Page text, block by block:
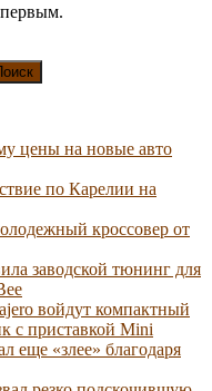
цены на новые авто
по Карелии на
кроссовер от
заводской тюнинг для
войдут компактный
с приставкой Mini
еще «злее» благодаря